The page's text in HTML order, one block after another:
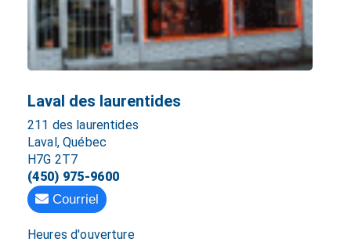
Laval des laurentides
211 des laurentides
Laval, Québec
H7G 2T7
(450) 975-9600
Courriel
Heures d'ouverture